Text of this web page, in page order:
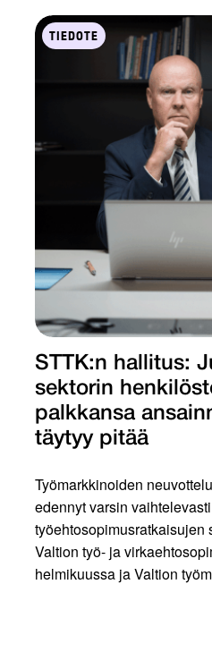
TIEDOTE
STTK:n hallitus:
sektorin
palkkansa
täytyy pitää
Työmarkkinoiden
edennyt varsin
työehtosopimusratkaisujen
Valtion työ- ja
helmikuussa ja Valtion